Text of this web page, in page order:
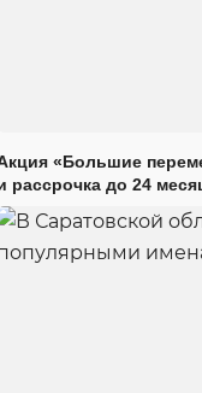
«Большие
рассрочка до 24